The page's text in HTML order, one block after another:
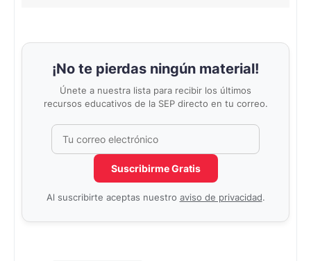
¡No te pierdas ningún material!
Únete a nuestra lista para recibir los últimos
recursos educativos de la SEP directo en tu correo.
No completar este campo
Suscribirme Gratis
Al suscribirte aceptas nuestro aviso de privacidad.